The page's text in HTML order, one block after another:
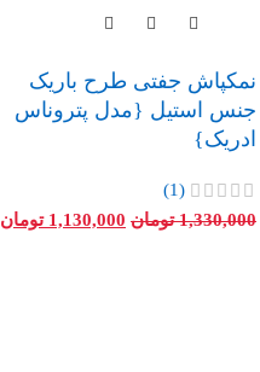
نمکپاش جفتی طرح باریک
جنس استیل {مدل پتروناس
ادریک}
(1)
1,330,000 تومان 1,130,000 تومان